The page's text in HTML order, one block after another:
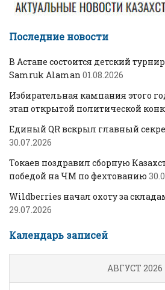
Последние новости
В Астане состоится детский
Samruk Alaman 01.08.2026
Избирательная кампания этого
этап открытой политической
Единый QR вскрыл главный
30.07.2026
Токаев поздравил сборную
победой на ЧМ по фехтованию
Wildberries начал охоту за
29.07.2026
Календарь записей
АВГУСТ 2026